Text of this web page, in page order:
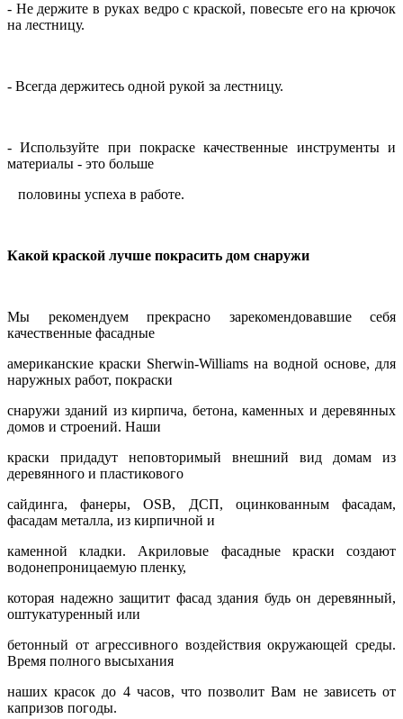
- Не держите в руках ведро с краской, повесьте его на крючок
на лестницу.
- Всегда держитесь одной рукой за лестницу.
- Используйте при покраске качественные инструменты и
материалы - это больше
половины успеха в работе.
Какой краской лучше покрасить дом снаружи
Мы рекомендуем прекрасно зарекомендовавшие себя
качественные фасадные
американские краски Sherwin-Williams на водной основе, для
наружных работ, покраски
снаружи зданий из кирпича, бетона, каменных и деревянных
домов и строений. Наши
краски придадут неповторимый внешний вид домам из
деревянного и пластикового
сайдинга, фанеры, OSB, ДСП, оцинкованным фасадам,
фасадам металла, из кирпичной и
каменной кладки. Акриловые фасадные краски создают
водонепроницаемую пленку,
которая надежно защитит фасад здания будь он деревянный,
оштукатуренный или
бетонный от агрессивного воздействия окружающей среды.
Время полного высыхания
наших красок до 4 часов, что позволит Вам не зависеть от
капризов погоды.